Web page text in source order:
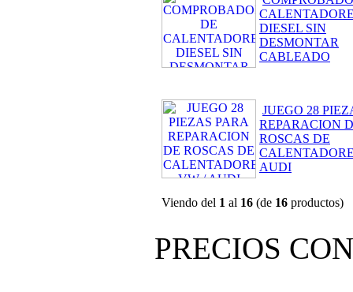
DIESEL SIN
DESMONTAR
CABLEADO
JUEGO 28
REPARACION
ROSCAS DE
AUDI
Viendo del 1 al 16 (de 16 productos)
PRECIOS